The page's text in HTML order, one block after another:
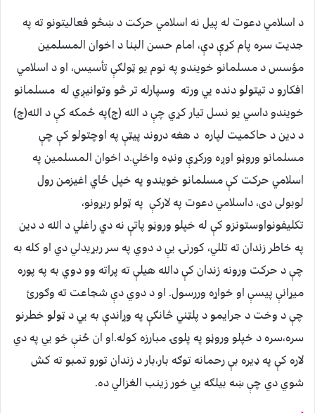
د اسلامي دعوت له پيل نه اسلامي حرکت د ښځو فعاليتونو ته په
جديت سره پام کړې دې، امام حسن البنا د اخوان المسلمين
مؤسس د مسلمانو خويندو په نوم يو ټولګې تأسيس، او د اسلامي
افکارو د تيتولو دنده يي ورته وسپارله تر څو وتوانيږي له مسلمانو
خويندو داسي يو نسل تيار کړي چې د الله (ج)په ځمکه کې د الله(ج)
د دين د حاکميت لپاره د هغه دروند پيټې په اوچتولو کې چې
مسلمانو وروڼو اوږه ورکړې ونډه واخلي.د اخوان المسلمين په
اسلامي حرکت کې مسلمانو خويندو په خپل ځاي اغيزمن رول
لوبولی دی، داسلامي دعوت په لارکې په ټولو ربړونو،
تکليفونواوستونزو کې له خپلو وروڼو پاتې نه دي راغلي د الله د دين
په خاطر زندان ته تللي، کورنۍ يې د دوي په سر ربړيدلي دي او کله به
چې د حرکت ورونه زندان کې دالله هيلې ته پراته وو دوي به په پوره
ميړانې پيسې او خواړه وررسول. او د دوي دې شجاعت ته وګورئ
چې د وخت د جرايمو د پلټني څانګې په وړاندې به يي د ټولو خطرنو
سره،سره د خپلو وروڼو په پلوۍ مبارزه کوله.او ان ځنې خو يي په دي
لاره کې په ډيره بې رحمانه توګه بار،بار د زندان تورو تمبو ته کش
شوي دي چې ښه بيلګه يي خور زينب الغزالي ده.